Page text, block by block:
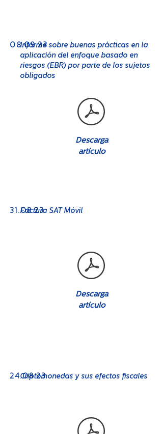
08.09.23
Informe sobre buenas prácticas en la
aplicación del enfoque basado en
riesgos (EBR) por parte de los sujetos
obligados
Descarga
artículo
31 .08.23
Factura SAT Móvil
Descarga
artículo
24.08.23
Criptomonedas y sus efectos fiscales